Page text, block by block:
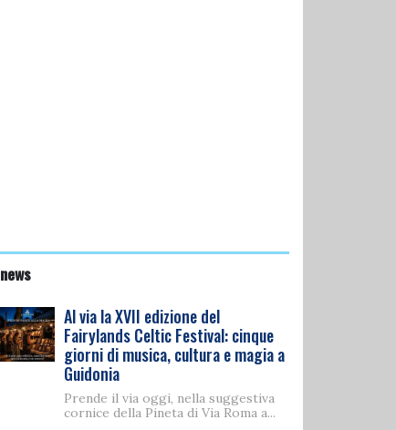
news
Al via la XVII edizione del
Fairylands Celtic Festival: cinque
giorni di musica, cultura e magia a
Guidonia
Prende il via oggi, nella suggestiva
cornice della Pineta di Via Roma a...